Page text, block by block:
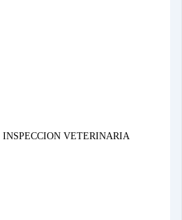
INSPECCION VETERINARIA